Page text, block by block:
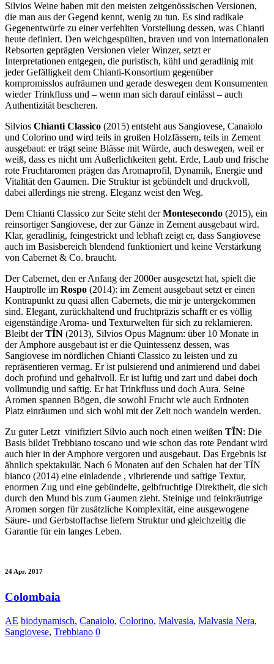
Silvios Weine haben mit den meisten zeitgenössischen Versionen,
die man aus der Gegend kennt, wenig zu tun. Es sind radikale
Gegenentwürfe zu einer verfehlten Vorstellung dessen, was Chianti
heute definiert. Den weichgespülten, braven und von internationalen
Rebsorten geprägten Versionen vieler Winzer, setzt er
Interpretationen entgegen, die puristisch, kühl und geradlinig mit
jeder Gefälligkeit dem Chianti-Konsortium gegenüber
kompromisslos aufräumen und gerade deswegen dem Konsumenten
wieder Trinkfluss und – wenn man sich darauf einlässt – auch
Authentizität bescheren.
Silvios Chianti Classico (2015) entsteht aus Sangiovese, Canaiolo
und Colorino und wird teils in großen Holzfässern, teils in Zement
ausgebaut: er trägt seine Blässe mit Würde, auch deswegen, weil er
weiß, dass es nicht um Äußerlichkeiten geht. Erde, Laub und frische
rote Fruchtaromen prägen das Aromaprofil, Dynamik, Energie und
Vitalität den Gaumen. Die Struktur ist gebündelt und druckvoll,
dabei allerdings nie streng. Eleganz weist den Weg.
Dem Chianti Classico zur Seite steht derMontesecondo (2015), ein
reinsortiger Sangiovese, der zur Gänze in Zement ausgebaut wird.
Klar, geradlinig, feingestrickt und lebhaft zeigt er, dass Sangiovese
auch im Basisbereich blendend funktioniert und keine Verstärkung
von Cabernet & Co. braucht.
Der Cabernet, den er Anfang der 2000er ausgesetzt hat, spielt die
Hauptrolle im Rospo (2014): im Zement ausgebaut setzt er einen
Kontrapunkt zu quasi allen Cabernets, die mir je untergekommen
sind. Elegant, zurückhaltend und fruchtpräzis schafft er es völlig
eigenständige Aroma- und Texturwelten für sich zu reklamieren.
Bleibt derTÏN (2013), Silvios Opus Magnum: über 10 Monate in
der Amphore ausgebaut ist er die Quintessenz dessen, was
Sangiovese im nördlichen Chianti Classico zu leisten und zu
repräsentieren vermag. Er ist pulsierend und animierend und dabei
doch profund und gehaltvoll. Er ist luftig und zart und dabei doch
vollmundig und saftig. Er hat Trinkfluss und doch Aura. Seine
Aromen spannen Bögen, die sowohl Frucht wie auch Erdnoten
Platz einräumen und sich wohl mit der Zeit noch wandeln werden.
Zu guter Letzt vinifiziert Silvio auch noch einen weißen TÏN: Die
Basis bildet Trebbiano toscano und wie schon das rote Pendant wird
auch hier in der Amphore vergoren und ausgebaut. Das Ergebnis ist
ähnlich spektakulär. Nach 6 Monaten auf den Schalen hat der TÏN
bianco (2014) eine einladende , vibrierende und saftige Textur,
enormen Zug und eine gebündelte, gelbfruchtige Direktheit, die sich
durch den Mund bis zum Gaumen zieht. Steinige und feinkräutrige
Aromen sorgen für zusätzliche Komplexität, eine ausgewogene
Säure- und Gerbstoffachse liefern Struktur und gleichzeitig die
Garantie für ein langes Leben.
24 Apr. 2017
Colombaia
AE biodynamisch, Canaiolo, Colorino, Malvasia, Malvasia Nera,
Sangiovese, Trebbiano 0